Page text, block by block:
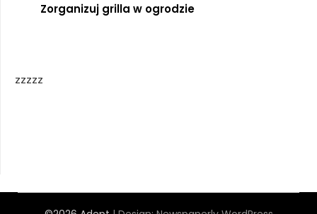
Zorganizuj grilla w ogrodzie
zzzzz